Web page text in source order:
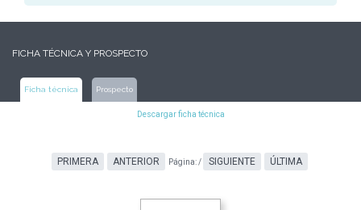
FICHA TÉCNICA Y PROSPECTO
Ficha técnica Prospecto
Descargar ficha técnica
PRIMERA ANTERIOR Página:/ SIGUIENTE ÚLTIMA